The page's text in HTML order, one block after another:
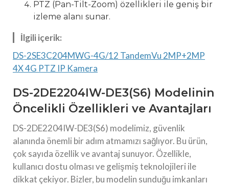
PTZ (Pan-Tilt-Zoom) özellikleri ile geniş bir
izleme alanı sunar.
İlgili içerik:
DS-2SE3C204MWG-4G/12 TandemVu 2MP+2MP
4X 4G PTZ IP Kamera
DS-2DE2204IW-DE3(S6) Modelinin
Öncelikli Özellikleri ve Avantajları
DS-2DE2204IW-DE3(S6) modelimiz, güvenlik
alanında önemli bir adım atmamızı sağlıyor. Bu ürün,
çok sayıda özellik ve avantaj sunuyor. Özellikle,
kullanıcı dostu olması ve gelişmiş teknolojileri ile
dikkat çekiyor. Bizler, bu modelin sunduğu imkanları